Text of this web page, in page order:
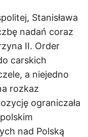
Stanisława
nadań coraz
II. Order
carskich
a niejedno
rozkaz
ograniczała
nad Polską